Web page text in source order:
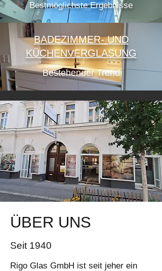
Bestmöglichste Ergebnisse
BADEZIMMER- UND
KÜCHENVERGLASUNG
Bestehender Trend
ÜBER UNS
Seit 1940
Rigo Glas GmbH ist seit jeher ein